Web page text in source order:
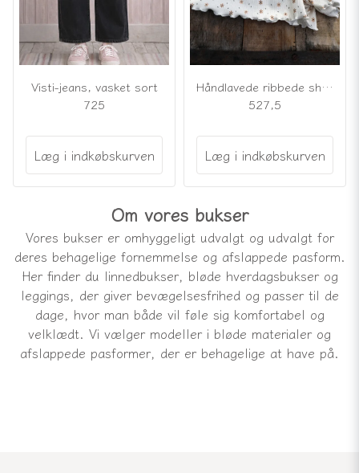
Visti-jeans, vasket sort
725
Læg i indkøbskurven
Håndlavede ribbede shorts med små blomster
527,5
Læg i indkøbskurven
Om vores bukser
Vores bukser er omhyggeligt udvalgt og udvalgt for
deres behagelige fornemmelse og afslappede pasform.
Her finder du linnedbukser, bløde hverdagsbukser og
leggings, der giver bevægelsesfrihed og passer til de
dage, hvor man både vil føle sig komfortabel og
velklædt. Vi vælger modeller i bløde materialer og
afslappede pasformer, der er behagelige at have på.